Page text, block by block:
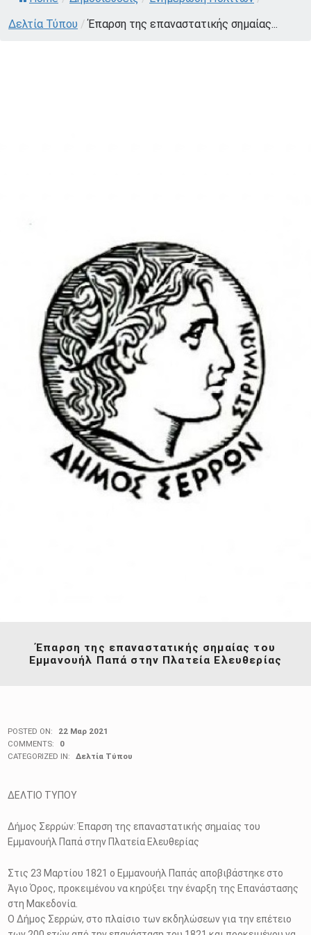
Δελτία Τύπου / Έπαρση της επαναστατικής σημαίας...
Έπαρση της επαναστατικής σημαίας του
Εμμανουήλ Παπά στην Πλατεία Ελευθερίας
POSTED ON:
22 Μαρ 2021
COMMENTS:
0
CATEGORIZED IN:
Δελτία Τύπου
ΔΕΛΤΙΟ ΤΥΠΟΥ
Δήμος Σερρών: Έπαρση της επαναστατικής σημαίας του
Εμμανουήλ Παπά στην Πλατεία Ελευθερίας
Στις 23 Μαρτίου 1821 ο Εμμανουήλ Παπάς αποβιβάστηκε στο
Άγιο Όρος, προκειμένου να κηρύξει την έναρξη της Επανάστασης
στη Μακεδονία.
Ο Δήμος Σερρών, στο πλαίσιο των εκδηλώσεων για την επέτειο